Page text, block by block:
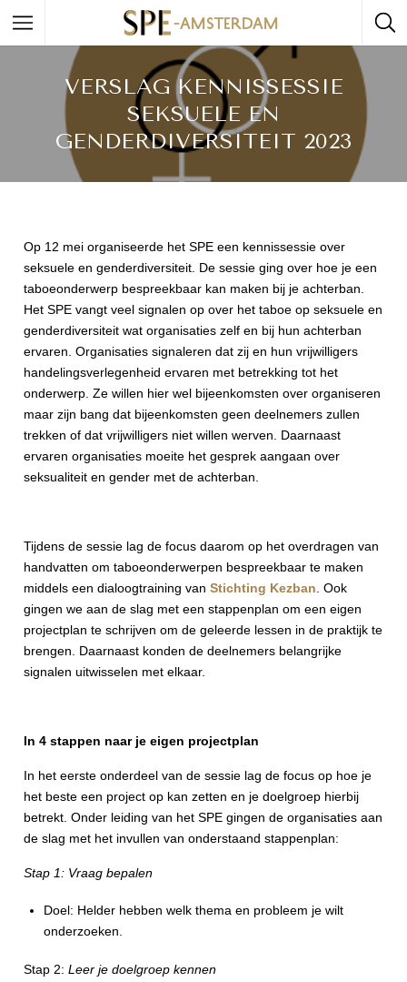
VERSLAG KENNISSESSIE
SEKSUELE EN
GENDERDIVERSITEIT 2023
Op 12 mei organiseerde het SPE een kennissessie over
seksuele en genderdiversiteit. De sessie ging over hoe je een
taboeonderwerp bespreekbaar kan maken bij je achterban.
Het SPE vangt veel signalen op over het taboe op seksuele en
genderdiversiteit wat organisaties zelf en bij hun achterban
ervaren. Organisaties signaleren dat zij en hun vrijwilligers
handelingsverlegenheid ervaren met betrekking tot het
onderwerp. Ze willen hier wel bijeenkomsten over organiseren
maar zijn bang dat bijeenkomsten geen deelnemers zullen
trekken of dat vrijwilligers niet willen werven. Daarnaast
ervaren organisaties moeite het gesprek aangaan over
seksualiteit en gender met de achterban.
Tijdens de sessie lag de focus daarom op het overdragen van
handvatten om taboeonderwerpen bespreekbaar te maken
middels een dialoogtraining van Stichting Kezban . Ook
gingen we aan de slag met een stappenplan om een eigen
projectplan te schrijven om de geleerde lessen in de praktijk te
brengen. Daarnaast konden de deelnemers belangrijke
signalen uitwisselen met elkaar.
In 4 stappen naar je eigen projectplan
In het eerste onderdeel van de sessie lag de focus op hoe je
het beste een project op kan zetten en je doelgroep hierbij
betrekt. Onder leiding van het SPE gingen de organisaties aan
de slag met het invullen van onderstaand stappenplan:
Stap 1: Vraag bepalen
Doel: Helder hebben welk thema en probleem je wilt
onderzoeken.
Stap 2: Leer je doelgroep kennen